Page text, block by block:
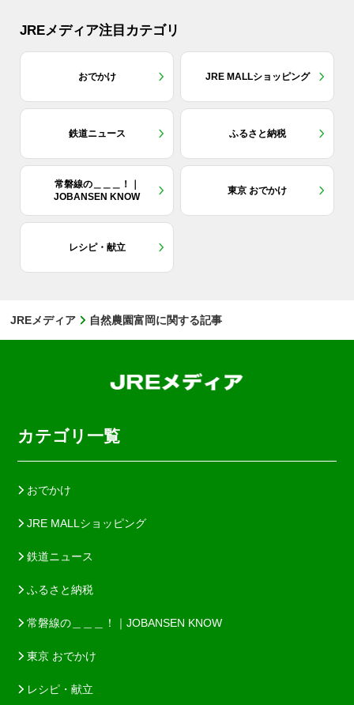
JREメディア注目カテゴリ
おでかけ JRE MALLショッピング
鉄道ニュース ふるさと納税
常磐線の＿＿＿！｜
JOBANSEN KNOW
東京 おでかけ
レシピ・献立
JREメディア 自然農園富岡に関する記事
カテゴリ一覧
おでかけ
JRE MALLショッピング
鉄道ニュース
ふるさと納税
常磐線の＿＿＿！｜JOBANSEN KNOW
東京 おでかけ
レシピ・献立